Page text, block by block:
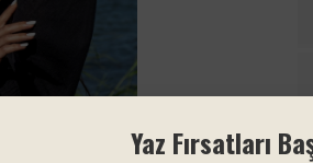
Yaz Fırsatları